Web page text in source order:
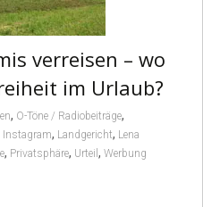
verreisen – wo
im Urlaub?
, O-Töne / Radiobeiträge,
Instagram, Landgericht, Lena
, Privatsphäre, Urteil , Werbung